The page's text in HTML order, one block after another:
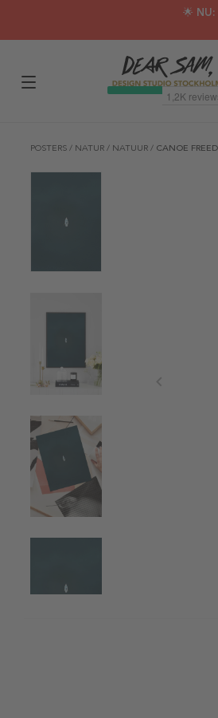
🌟 NU:
POSTERS / NATUR / NATUUR / CANOE